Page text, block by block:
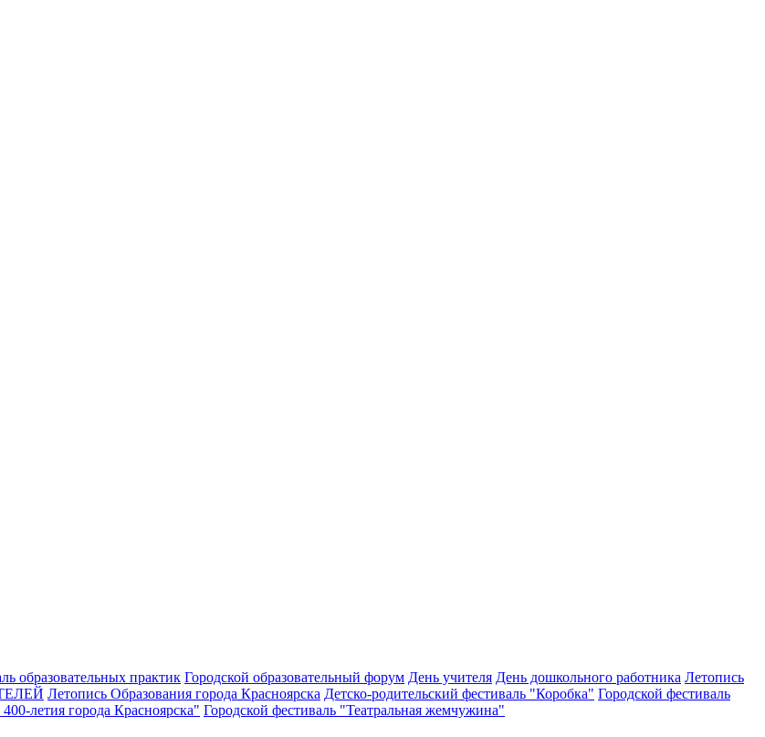
образовательных практик Городской образовательный форум День учителя День дошкольного работника Летопись
Летопись Образования города Красноярска Детско-родительский фестиваль "Коробка" Городской фестиваль
летия города Красноярска" Городской фестиваль "Театральная жемчужина"